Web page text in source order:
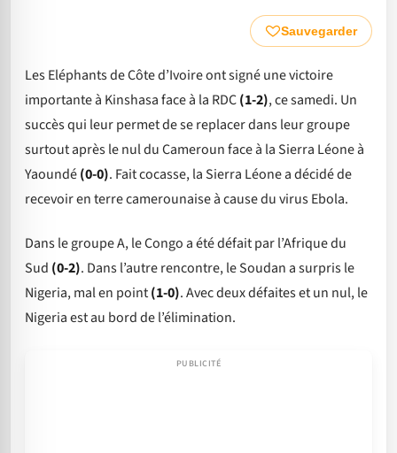
Sauvegarder
Les Eléphants de Côte d’Ivoire ont signé une victoire
importante à Kinshasa face à la RDC(1-2), ce samedi. Un
succès qui leur permet de se replacer dans leur groupe
surtout après le nul du Cameroun face à la Sierra Léone à
Yaoundé(0-0). Fait cocasse, la Sierra Léone a décidé de
recevoir en terre camerounaise à cause du virus Ebola.
Dans le groupe A, le Congo a été défait par l’Afrique du
Sud (0-2). Dans l’autre rencontre, le Soudan a surpris le
Nigeria, mal en point(1-0). Avec deux défaites et un nul, le
Nigeria est au bord de l’élimination.